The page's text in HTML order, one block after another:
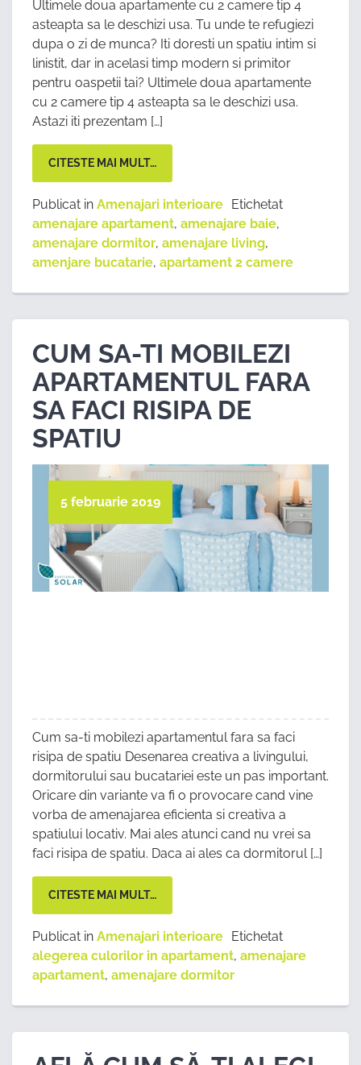
Ultimele doua apartamente cu 2 camere tip 4
asteapta sa le deschizi usa. Tu unde te refugiezi
dupa o zi de munca? Iti doresti un spatiu intim si
linistit, dar in acelasi timp modern si primitor
pentru oaspetii tai? Ultimele doua apartamente
cu 2 camere tip 4 asteapta sa le deschizi usa.
Astazi iti prezentam […]
CITESTE MAI MULT…
Publicat in Amenajari interioare
Etichetat
amenajare apartament, amenajare baie,
amenajare dormitor, amenajare living,
amenjare bucatarie, apartament 2 camere
CUM SA-TI MOBILEZI
APARTAMENTUL FARA
SA FACI RISIPA DE
SPATIU
5 februarie 2019
Cum sa-ti mobilezi apartamentul fara sa faci
risipa de spatiu Desenarea creativa a livingului,
dormitorului sau bucatariei este un pas important.
Oricare din variante va fi o provocare cand vine
vorba de amenajarea eficienta si creativa a
spatiului locativ. Mai ales atunci cand nu vrei sa
faci risipa de spatiu. Daca ai ales ca dormitorul […]
CITESTE MAI MULT…
Publicat in Amenajari interioare
Etichetat
alegerea culorilor in apartament, amenajare
apartament, amenajare dormitor